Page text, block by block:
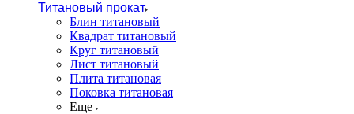
Титановый прокат
Блин титановый
Квадрат титановый
Круг титановый
Лист титановый
Плита титановая
Поковка титановая
Еще